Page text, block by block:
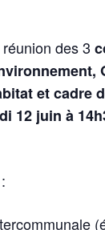
des 3
et cadre
12 juin à